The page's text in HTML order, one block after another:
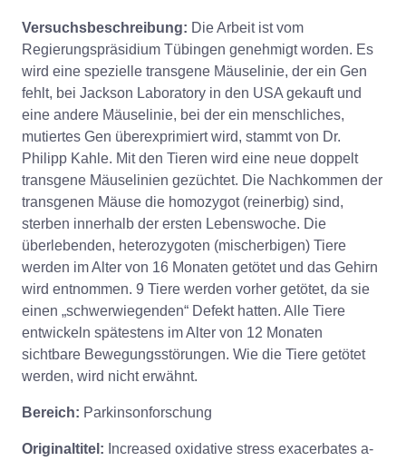
Versuchsbeschreibung: Die Arbeit ist vom
Regierungspräsidium Tübingen genehmigt worden. Es
wird eine spezielle transgene Mäuselinie, der ein Gen
fehlt, bei Jackson Laboratory in den USA gekauft und
eine andere Mäuselinie, bei der ein menschliches,
mutiertes Gen überexprimiert wird, stammt von Dr.
Philipp Kahle. Mit den Tieren wird eine neue doppelt
transgene Mäuselinien gezüchtet. Die Nachkommen der
transgenen Mäuse die homozygot (reinerbig) sind,
sterben innerhalb der ersten Lebenswoche. Die
überlebenden, heterozygoten (mischerbigen) Tiere
werden im Alter von 16 Monaten getötet und das Gehirn
wird entnommen. 9 Tiere werden vorher getötet, da sie
einen „schwerwiegenden“ Defekt hatten. Alle Tiere
entwickeln spätestens im Alter von 12 Monaten
sichtbare Bewegungsstörungen. Wie die Tiere getötet
werden, wird nicht erwähnt.
Bereich: Parkinsonforschung
Originaltitel: Increased oxidative stress exacerbates a-